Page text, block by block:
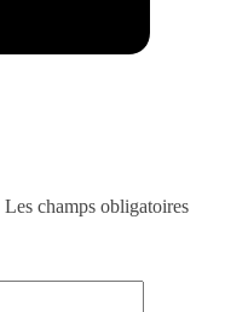
Les champs obligatoires